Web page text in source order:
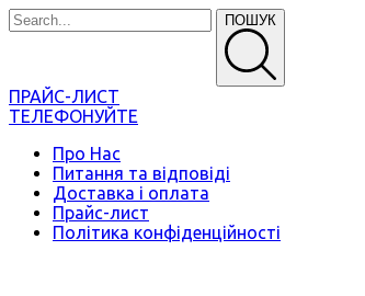
ПОШУК
ПРАЙС-ЛИСТ
ТЕЛЕФОНУЙТЕ
Про Нас
Питання та відповіді
Доставка і оплата
Прайс-лист
Політика конфіденційності